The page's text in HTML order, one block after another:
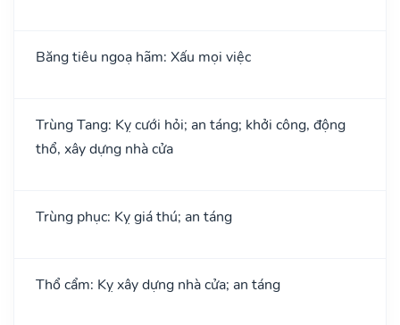
Băng tiêu ngoạ hãm: Xấu mọi việc
Trùng Tang: Kỵ cưới hỏi; an táng; khởi công, động
thổ, xây dựng nhà cửa
Trùng phục: Kỵ giá thú; an táng
Thổ cẩm: Kỵ xây dựng nhà cửa; an táng